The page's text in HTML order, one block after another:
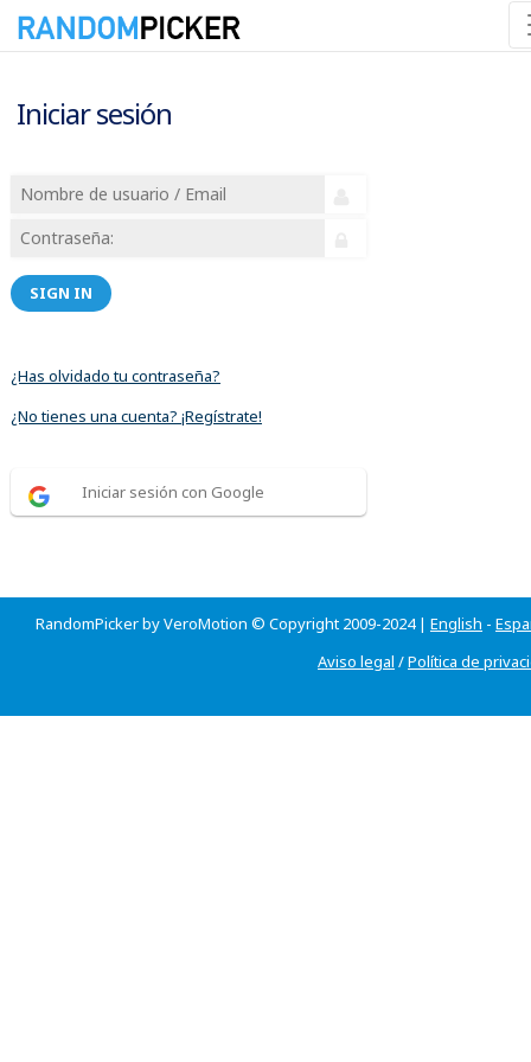
Iniciar sesión
SIGN IN
¿Has olvidado tu contraseña?
¿No tienes una cuenta? ¡Regístrate!
Iniciar sesión con Google
RandomPicker by VeroMotion © Copyright 2009-2024 | English -
Aviso legal /Política de